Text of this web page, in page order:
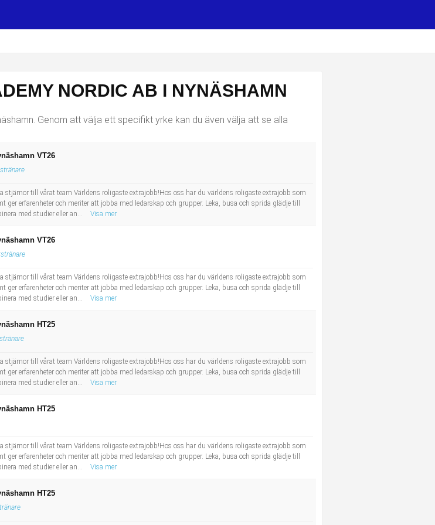
NORDIC AB I NYNÄSHAMN
Genom att välja ett specifikt yrke kan du även välja att se alla
VT26
till vårat team Världens roligaste extrajobb!Hos oss har du världens roligaste extrajobb som
erfarenheter och meriter att jobba med ledarskap och grupper. Leka, busa och sprida glädje till
med studier eller an...
Visa mer
VT26
till vårat team Världens roligaste extrajobb!Hos oss har du världens roligaste extrajobb som
erfarenheter och meriter att jobba med ledarskap och grupper. Leka, busa och sprida glädje till
med studier eller an...
Visa mer
HT25
till vårat team Världens roligaste extrajobb!Hos oss har du världens roligaste extrajobb som
erfarenheter och meriter att jobba med ledarskap och grupper. Leka, busa och sprida glädje till
med studier eller an...
Visa mer
HT25
till vårat team Världens roligaste extrajobb!Hos oss har du världens roligaste extrajobb som
erfarenheter och meriter att jobba med ledarskap och grupper. Leka, busa och sprida glädje till
med studier eller an...
Visa mer
HT25